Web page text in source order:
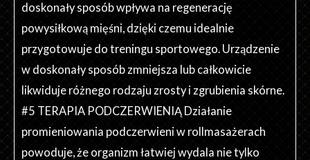
doskonały sposób wpływa na regenerację
powysiłkową mięśni, dzięki czemu idealnie
przygotowuje do treningu sportowego. Urządzenie
w doskonały sposób zmniejsza lub całkowicie
likwiduje różnego rodzaju zrosty i zgrubienia skórne.
#5 TERAPIA PODCZERWIENIĄ Działanie
promieniowania podczerwieni w rollmasażerach
powoduje, że organizm łatwiej wydala nie tylko